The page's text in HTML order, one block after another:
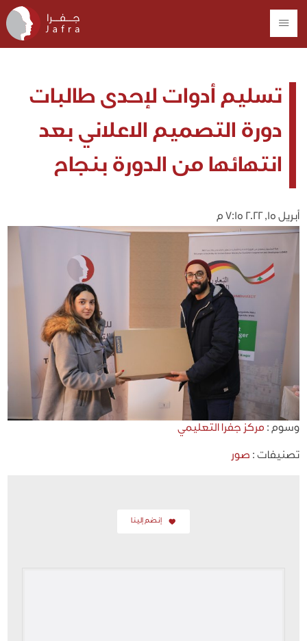
تسليم أدوات لإحدى طالبات
دورة التصميم الاعلاني بعد
انتهائها من الدورة بنجاح
أبريل 15, 2022 7:15 م
وسوم : مركز جفرا التعليمي
تصنيفات : صور
إنضم إلينا